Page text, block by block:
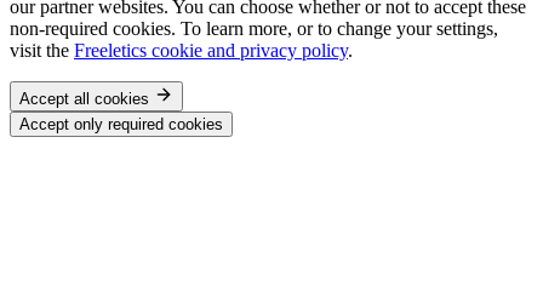
our partner websites. You can choose whether or not to accept these
non-required cookies. To learn more, or to change your settings,
visit the Freeletics cookie and privacy policy.
Accept all cookies
Accept only required cookies